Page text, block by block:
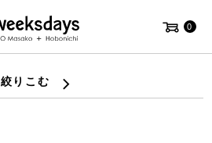
0
絞りこむ